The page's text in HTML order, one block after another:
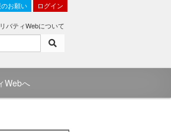
のお願い ログイン
バティWebについて
Webへ